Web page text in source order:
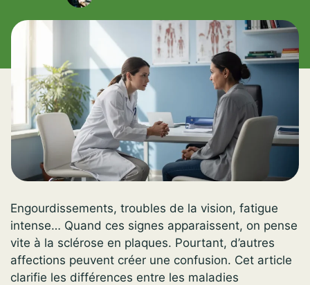
Engourdissements, troubles de la vision, fatigue
intense… Quand ces signes apparaissent, on pense
vite à la sclérose en plaques. Pourtant, d’autres
affections peuvent créer une confusion. Cet article
clarifie les différences entre les maladies